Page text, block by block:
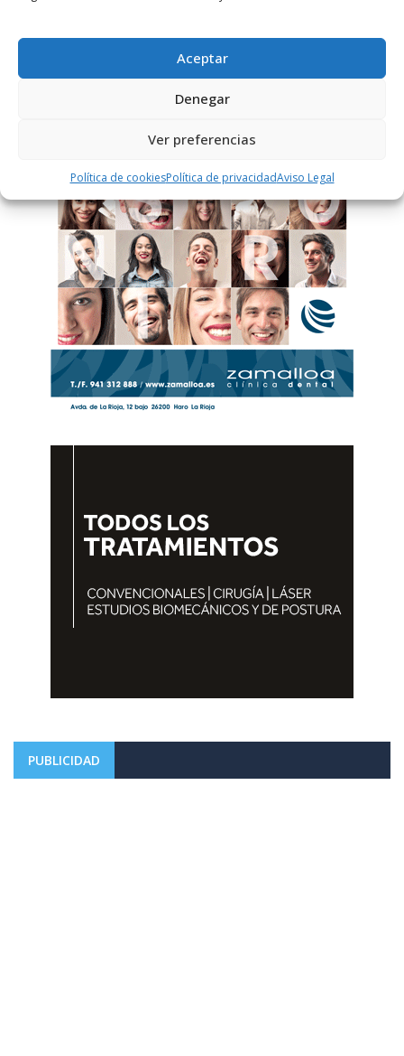
Aceptar
Denegar
Ver preferencias
Política de cookiesPolítica de privacidadAviso Legal
PUBLICIDAD